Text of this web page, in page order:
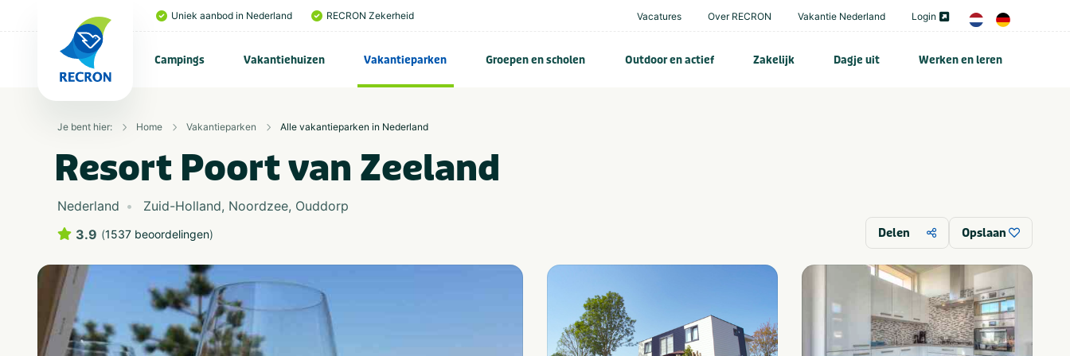
Uniek aanbod in Nederland RECRON Zekerheid Vacatures Over RECRON Vakantie Nederland Login
Campings Vakantiehuizen Vakantieparken Groepen en scholen Outdoor en actief Zakelijk Dagje uit Werken en leren
Je bent hier: Home Vakantieparken Alle vakantieparken in Nederland
Resort Poort van Zeeland
Nederland Zuid-Holland, Noordzee, Ouddorp
3.9 (1537 beoordelingen) Delen Opslaan